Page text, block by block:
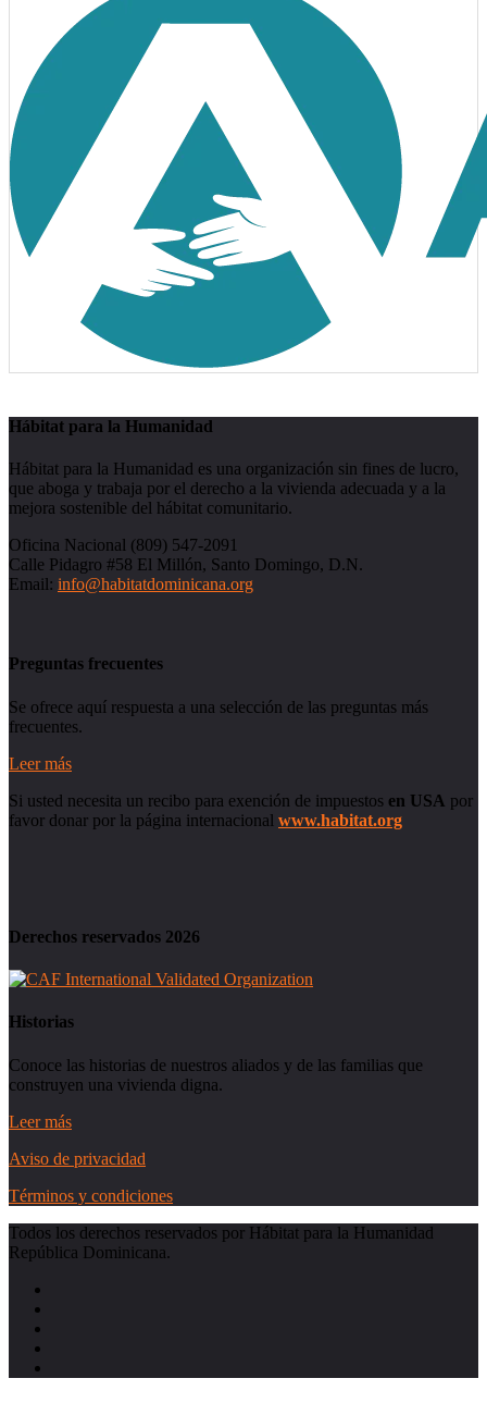
Hábitat para la Humanidad
Hábitat para la Humanidad es una organización sin fines de lucro,
que aboga y trabaja por el derecho a la vivienda adecuada y a la
mejora sostenible del hábitat comunitario.
Oficina Nacional (809) 547-2091
Calle Pidagro #58 El Millón, Santo Domingo, D.N.
Email: info@habitatdominicana.org
Preguntas frecuentes
Se ofrece aquí respuesta a una selección de las preguntas más
frecuentes.
Leer más
Si usted necesita un recibo para exención de impuestos en USA por
favor donar por la página internacional www.habitat.org
Derechos reservados 2026
Historias
Conoce las historias de nuestros aliados y de las familias que
construyen una vivienda digna.
Leer más
Aviso de privacidad
Términos y condiciones
Todos los derechos reservados por Hábitat para la Humanidad
República Dominicana.